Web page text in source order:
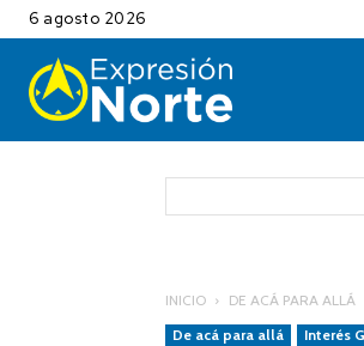
6 agosto 2026
INICIO DE ACÁ PARA ALLÁ
De acá para allá
Interés